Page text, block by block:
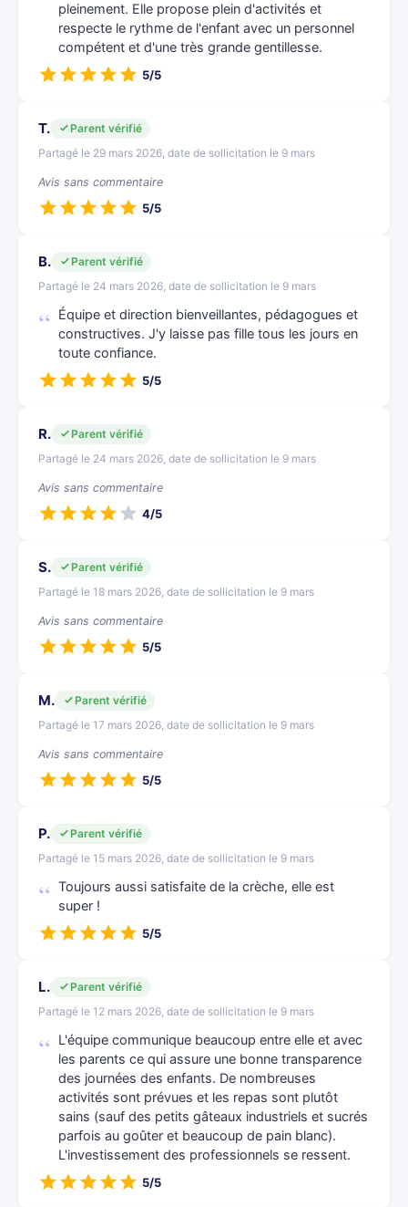
pleinement. Elle propose plein d'activités et
respecte le rythme de l'enfant avec un personnel
compétent et d'une très grande gentillesse.
5/5
T.
Parent vérifié
Partagé le 29 mars 2026, date de sollicitation le 9 mars
Avis sans commentaire
5/5
B.
Parent vérifié
Partagé le 24 mars 2026, date de sollicitation le 9 mars
Équipe et direction bienveillantes, pédagogues et
constructives. J'y laisse pas fille tous les jours en
toute confiance.
5/5
R.
Parent vérifié
Partagé le 24 mars 2026, date de sollicitation le 9 mars
Avis sans commentaire
4/5
S.
Parent vérifié
Partagé le 18 mars 2026, date de sollicitation le 9 mars
Avis sans commentaire
5/5
M.
Parent vérifié
Partagé le 17 mars 2026, date de sollicitation le 9 mars
Avis sans commentaire
5/5
P.
Parent vérifié
Partagé le 15 mars 2026, date de sollicitation le 9 mars
Toujours aussi satisfaite de la crèche, elle est
super !
5/5
L.
Parent vérifié
Partagé le 12 mars 2026, date de sollicitation le 9 mars
L'équipe communique beaucoup entre elle et avec
les parents ce qui assure une bonne transparence
des journées des enfants. De nombreuses
activités sont prévues et les repas sont plutôt
sains (sauf des petits gâteaux industriels et sucrés
parfois au goûter et beaucoup de pain blanc).
L'investissement des professionnels se ressent.
5/5